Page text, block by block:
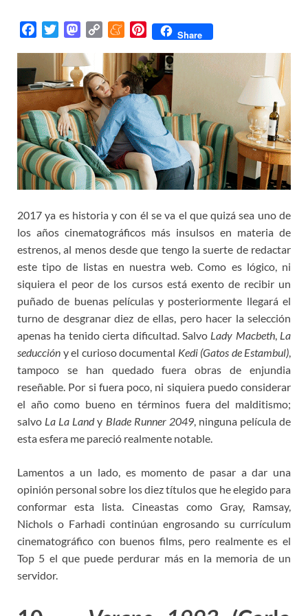
e
b
o
o
k
i
t
t
e
r
M
t
o
d
o
n
p
y
L
i
n
k
M
n
e
a
m
e
P
n
t
e
e
s
t
Share
2017 ya es historia y con él se va el que quizá sea uno de
los años cinematográficos más insulsos en materia de
estrenos, al menos desde que tengo la suerte de redactar
este tipo de listas en nuestra web. Como es lógico, ni
siquiera el peor de los cursos está exento de recibir un
puñado de buenas películas y posteriormente llegará el
turno de desgranar diez de ellas, pero hacer la selección
apenas ha tenido cierta dificultad. Salvo Lady Macbeth, La
seducción y el curioso documental Kedi (Gatos de Estambul),
tampoco se han quedado fuera obras de enjundia
reseñable. Por si fuera poco, ni siquiera puedo considerar
el año como bueno en términos fuera del malditismo;
salvo La La Landy Blade Runner 2049, ninguna película de
esta esfera me pareció realmente notable.
Lamentos a un lado, es momento de pasar a dar una
opinión personal sobre los diez títulos que he elegido para
conformar esta lista. Cineastas como Gray, Ramsay,
Nichols o Farhadi continúan engrosando su currículum
cinematográfico con buenos films, pero realmente es el
Top 5 el que puede perdurar más en la memoria de un
servidor.